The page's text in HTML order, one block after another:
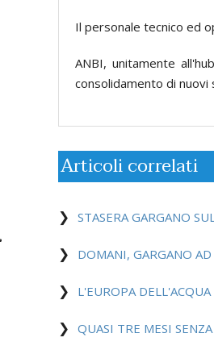
Il personale tecnico ed
ANBI, unitamente
consolidamento di nuovi
Articoli correlati
STASERA GARGANO
DOMANI, GARGANO
L'EUROPA
QUASI TRE MESI